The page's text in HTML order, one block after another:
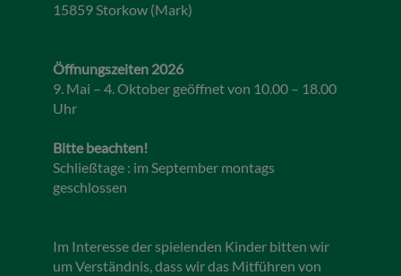
15859 Storkow (Mark)
Öffnungszeiten 2026
9. Mai – 4. Oktober geöffnet von 10.00 – 18.00
Uhr
Bitte beachten!
Schließtage : im September montags
geschlossen
Im Interesse der spielenden Kinder bitten wir
um Verständnis, dass wir das Mitführen von